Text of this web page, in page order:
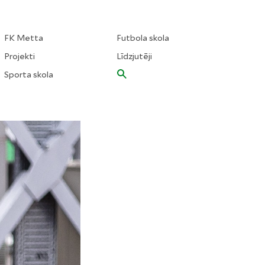
FK Metta
Projekti
Sporta skola
Futbola skola
Līdzjutēji